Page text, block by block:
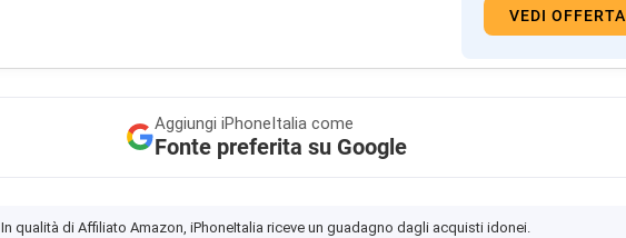
VEDI OFFERTA
Aggiungi iPhoneItalia come
Fonte preferita su Google
In qualità di Affiliato Amazon, iPhoneItalia riceve un guadagno dagli acquisti idonei.